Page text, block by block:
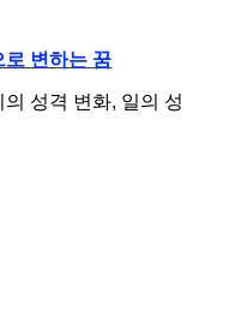
로 변하는 꿈
성격 변화, 일의 성